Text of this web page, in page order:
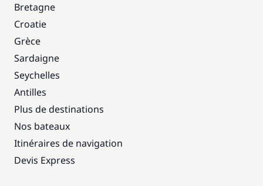
Bretagne
Croatie
Grèce
Sardaigne
Seychelles
Antilles
Plus de destinations
Nos bateaux
Itinéraires de navigation
Devis Express